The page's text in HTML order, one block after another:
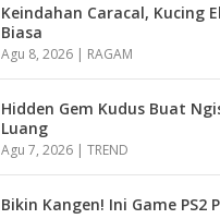
Keindahan Caracal, Kucing
Biasa
Agu 8, 2026 | RAGAM
Hidden Gem Kudus Buat
Luang
Agu 7, 2026 |TREND
Bikin Kangen! Ini Game PS2